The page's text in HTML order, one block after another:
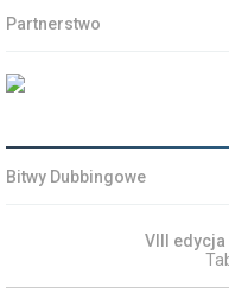
Partnerstwo
Bitwy Dubbingowe
VIII edycja